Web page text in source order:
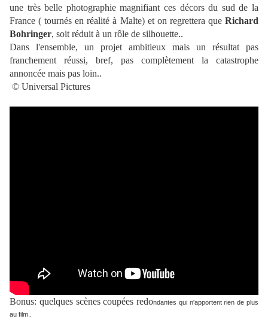
une très belle photographie magnifiant ces décors du sud de la
France ( tournés en réalité à Malte) et on regrettera que Richard
Bohringer, soit réduit à un rôle de silhouette..
Dans l'ensemble, un projet ambitieux mais un résultat pas
franchement réussi, bref, pas complètement la catastrophe
annoncée mais pas loin..
© Universal Pictures
Bonus: quelques scènes coupées redondantes qui n'apportent rien de plus
au film..